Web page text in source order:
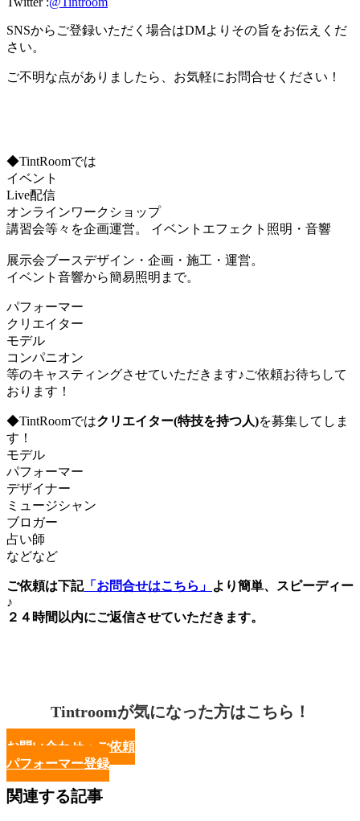
SNSからご登録いただく場合はDMよりその旨をお伝えくだ
さい。
ご不明な点がありましたら、お気軽にお問合せください！
◆TintRoomでは
イベント
Live配信
オンラインワークショップ
講習会等々を企画運営。 イベントエフェクト照明・音響
展示会ブースデザイン・企画・施工・運営。
イベント音響から簡易照明まで。
パフォーマー
クリエイター
モデル
コンパニオン
等のキャスティングさせていただきます♪ご依頼お待ちして
おります！
◆TintRoomではクリエイター(特技を持つ人)を募集してしま
す！
モデル
パフォーマー
デザイナー
ミュージシャン
ブロガー
占い師
などなど
ご依頼は下記「お問合せはこちら」 より簡単、スピーディー
♪
２４時間以内にご返信させていただきます。
Tintroomが気になった方はこちら！
お問い合わせ・ご依頼
パフォーマー登録
関連する記事